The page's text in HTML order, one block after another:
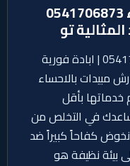
شركة رش مبيدات بالاحساء 0541706873
تو
شركة رش مبيدات بالاحساء 0541706873 | ابادة فورية
مبيدات بالاحساء
بأقل
في التخلص من
كفاحاً كبيراً ضد
بيئة نظيفة هو